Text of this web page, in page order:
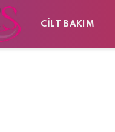
CILT BAKIM